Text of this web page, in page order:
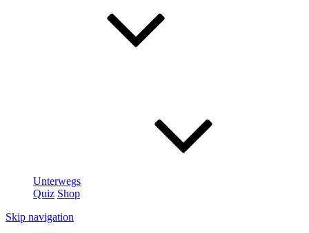
Unterwegs
Quiz Shop
Skip navigation